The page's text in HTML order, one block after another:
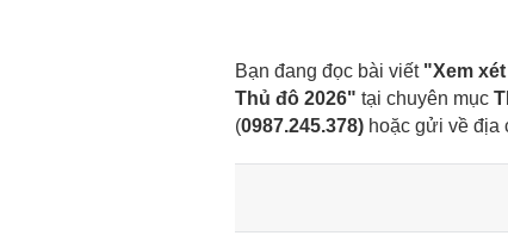
Bạn đang đọc bài viết "Xem
Thủ đô 2026" tại chuyên mục
(0987.245.378) hoặc gửi về địa